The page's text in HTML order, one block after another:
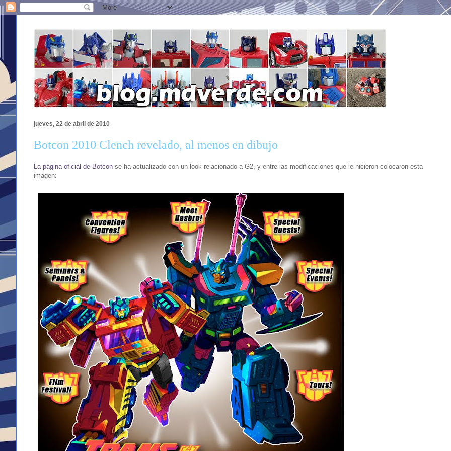
jueves, 22 de abril de 2010
Botcon 2010 Clench revelado, al menos en dibujo
La página oficial de Botcon se ha actualizado con un look relacionado a G2, y entre las modificaciones que le hicieron colocaron esta
imagen: